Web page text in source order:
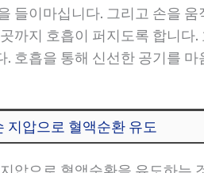
들이마십니다. 그리고 손을
까지 호흡이 퍼지도록 합니
. 호흡을 통해 신선한 공기를
지압으로 혈액순환 유도